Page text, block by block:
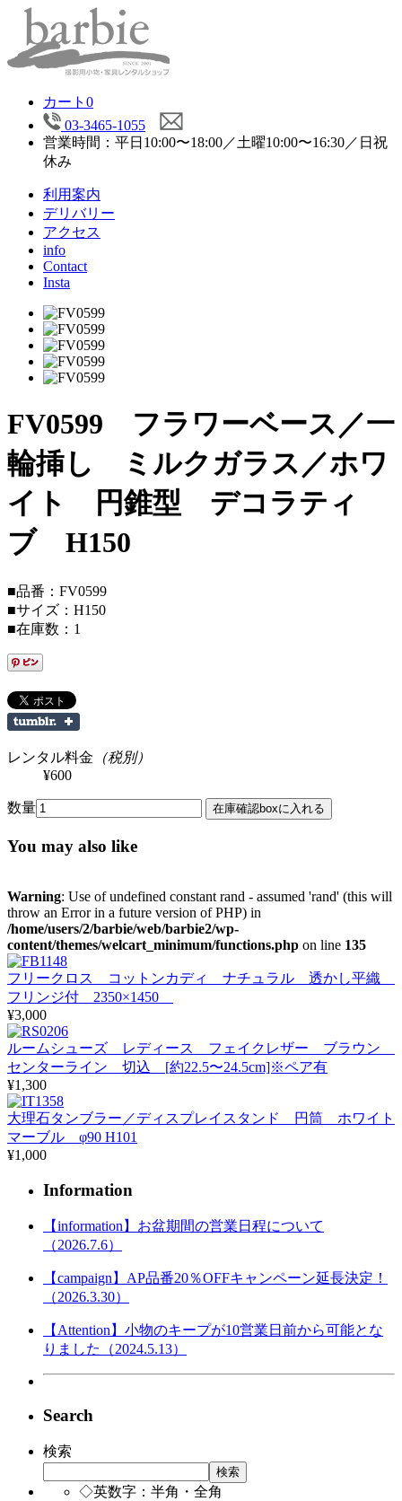
カート 0
03-3465-1055
営業時間：平日10:00〜18:00／土曜10:00〜16:30／日祝
休み
利用案内
デリバリー
アクセス
info
Contact
Insta
FV0599 フラワーベース／一
輪挿し ミルクガラス／ホワ
イト 円錐型 デコラティ
ブ H150
■品番：FV0599
■サイズ：H150
■在庫数：1
レンタル料金 （税別）
¥600
数量
You may also like
Warning: Use of undefined constant rand - assumed 'rand' (this will
throw an Error in a future version of PHP) in
/home/users/2/barbie/web/barbie2/wp-
content/themes/welcart_minimum/functions.php on line 135
フリークロス コットンカディ ナチュラル 透かし平織
フリンジ付 2350×1450
¥3,000
ルームシューズ レディース フェイクレザー ブラウン
センターライン 切込 [約22.5〜24.5cm]※ペア有
¥1,300
大理石タンブラー／ディスプレイスタンド 円筒 ホワイト
マーブル φ90 H101
¥1,000
Information
【information】お盆期間の営業日程について
（2026.7.6）
【campaign】AP品番20％OFFキャンペーン延長決定！
（2026.3.30）
【Attention】小物のキープが10営業日前から可能とな
りました（2024.5.13）
Search
検索
検索
◇英数字：半角・全角